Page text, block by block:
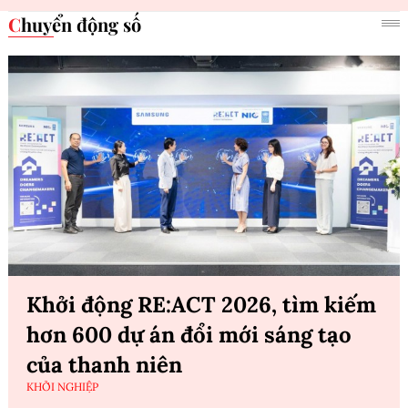
Chuyển động số
Khởi động RE:ACT 2026, tìm kiếm
hơn 600 dự án đổi mới sáng tạo
của thanh niên
KHỞI NGHIỆP